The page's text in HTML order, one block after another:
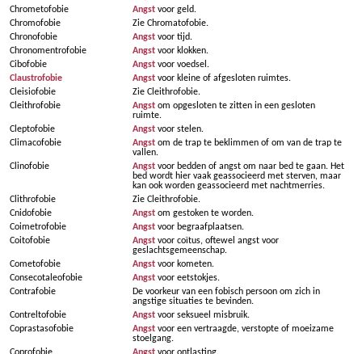
Chrometofobie
Angst voor geld.
Chromofobie
Zie Chromatofobie.
Chronofobie
Angst voor tijd.
Chronomentrofobie
Angst voor klokken.
Cibofobie
Angst voor voedsel.
Claustrofobie
Angst voor kleine of afgesloten ruimtes.
Cleisiofobie
Zie Cleithrofobie.
Cleithrofobie
Angst om opgesloten te zitten in een gesloten
ruimte.
Cleptofobie
Angst voor stelen.
Climacofobie
Angst om de trap te beklimmen of om van de trap te
vallen.
Clinofobie
Angst voor bedden of angst om naar bed te gaan. Het
bed wordt hier vaak geassocieerd met sterven, maar
kan ook worden geassocieerd met nachtmerries.
Clithrofobie
Zie Cleithrofobie.
Cnidofobie
Angst om gestoken te worden.
Coimetrofobie
Angst voor begraafplaatsen.
Coitofobie
Angst voor coïtus, oftewel angst voor
geslachtsgemeenschap.
Cometofobie
Angst voor kometen.
Consecotaleofobie
Angst voor eetstokjes.
Contrafobie
De voorkeur van een fobisch persoon om zich in
angstige situaties te bevinden.
Contreltofobie
Angst voor seksueel misbruik.
Coprastasofobie
Angst voor een vertraagde, verstopte of moeizame
stoelgang.